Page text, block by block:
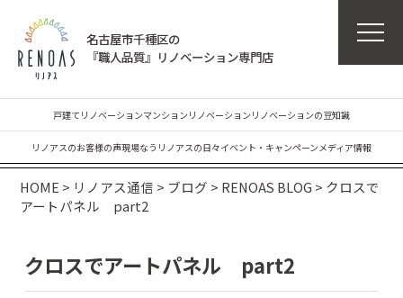
名古屋市千種区の
『職人品質』リノベーション専門店
戸建てリノベーションマンションリノベーション リノベーションの豆知識
リノアスのお客様の声現場なう リノアスの日々イベント・キャンペーンメディア情報
HOME > リノアス通信 > ブログ > RENOAS BLOG > クロスで
アートパネル part2
クロスでアートパネル part2